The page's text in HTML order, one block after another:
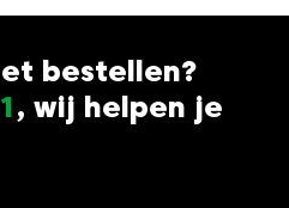
bestellen?
, wij helpen je